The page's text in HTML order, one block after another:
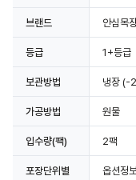
브랜드 안심목
등급 1+등급
보관방법 냉장 (-
가공방법 원물
입수량(팩) 2팩
포장단위별
옵션정